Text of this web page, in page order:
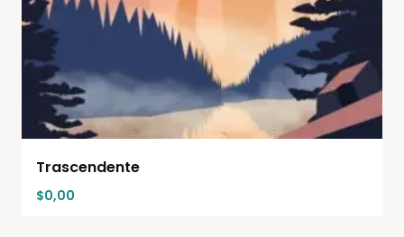
Trascendente
$0,00